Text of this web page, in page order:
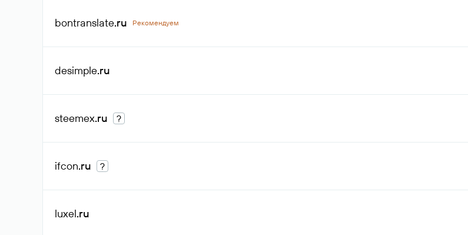
bontranslate.ru Рекомендуем
desimple.ru
steemex.ru ?
ifcon.ru ?
luxel.ru